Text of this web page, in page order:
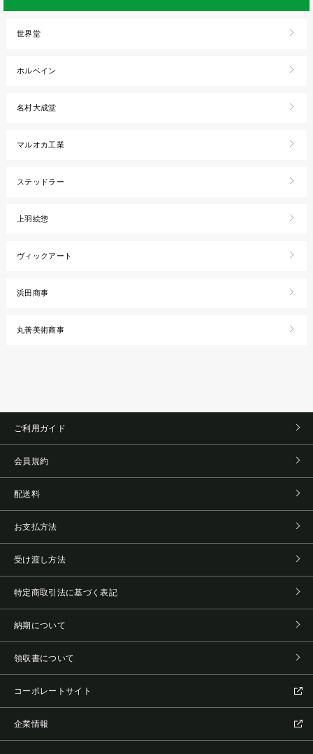
世界堂
ホルベイン
名村大成堂
マルオカ工業
ステッドラー
上羽絵惣
ヴィックアート
浜田商事
丸善美術商事
ご利用ガイド
会員規約
配送料
お支払方法
受け渡し方法
特定商取引法に基づく表記
納期について
領収書について
コーポレートサイト
企業情報